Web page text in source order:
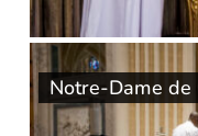
Notre-Dame de